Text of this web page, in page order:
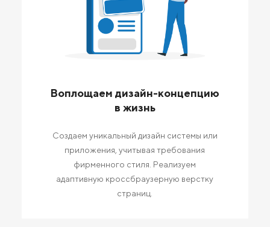
Воплощаем дизайн-концепцию
в жизнь
Создаем уникальный дизайн системы или
приложения, учитывая требования
фирменного стиля. Реализуем
адаптивную кроссбраузерную верстку
страниц.